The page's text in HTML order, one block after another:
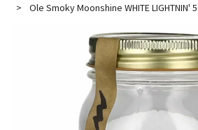
Ole Smoky Moonshine WHITE LIGHTNIN'